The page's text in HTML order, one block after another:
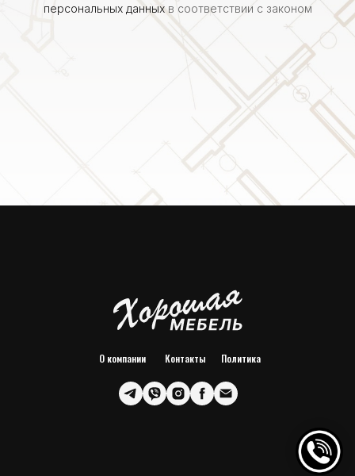
персональных данныхв соответствии с законом
О компании Контакты Политика